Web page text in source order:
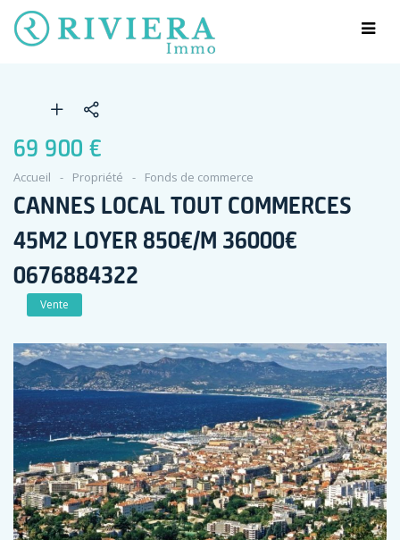
69 900 €
Accueil Propriété Fonds de commerce
CANNES LOCAL TOUT COMMERCES
45M2 LOYER 850€/M 36000€
0676884322
Vente